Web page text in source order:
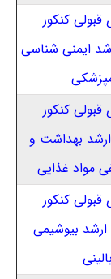
قبولی کنکور
ایمنی شناسی
قبولی کنکور
بهداشت و
مواد غذایی
قبولی کنکور
بیوشیمی
بالینی